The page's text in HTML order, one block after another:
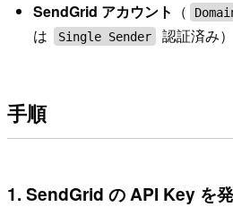
SendGrid アカウント （
は
Single Sender 認証済み）
手順
1. SendGrid の API Key を